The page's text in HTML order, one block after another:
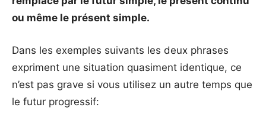
ou même le présent simple.
Dans les exemples suivants les deux phrases
expriment une situation quasiment identique, ce
n’est pas grave si vous utilisez un autre temps que
le futur progressif: